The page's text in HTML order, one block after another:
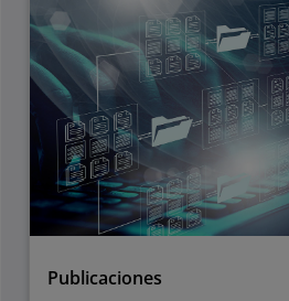
Publicaciones